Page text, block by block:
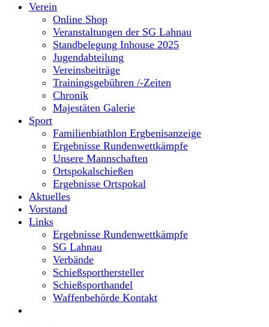
Verein
Online Shop
Veranstaltungen der SG Lahnau
Standbelegung Inhouse 2025
Jugendabteilung
Vereinsbeiträge
Trainingsgebühren /-Zeiten
Chronik
Majestäten Galerie
Sport
Familienbiathlon Ergbenisanzeige
Ergebnisse Rundenwettkämpfe
Unsere Mannschaften
Ortspokalschießen
Ergebnisse Ortspokal
Aktuelles
Vorstand
Links
Ergebnisse Rundenwettkämpfe
SG Lahnau
Verbände
Schießsporthersteller
Schießsporthandel
Waffenbehörde Kontakt